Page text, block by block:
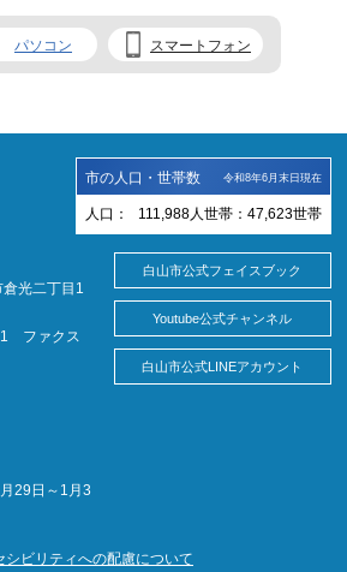
パソコン スマートフォン
市の人口・世帯数 令和8年6月末日現在
人口： 111,988 人 世帯： 47,623世帯
光二丁目1
ファクス
29日～1月3
白山市公式フェイスブック
Youtube公式チャンネル
白山市公式LINEアカウント
シビリティへの配慮について